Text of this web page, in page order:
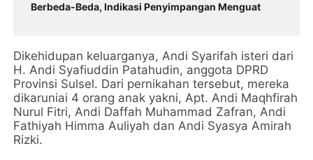
Berbeda-Beda, Indikasi Penyimpangan Menguat
Dikehidupan keluarganya, Andi Syarifah isteri dari
H. Andi Syafiuddin Patahudin, anggota DPRD
Provinsi Sulsel. Dari pernikahan tersebut, mereka
dikaruniai 4 orang anak yakni, Apt. Andi Maqhfirah
Nurul Fitri, Andi Daffah Muhammad Zafran, Andi
Fathiyah Himma Auliyah dan Andi Syasya Amirah
Rizki.